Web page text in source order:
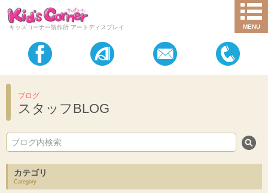
キッズコーナー製作所 アートディスプレイ MENU
ブログ
スタッフBLOG
カテゴリ
Category